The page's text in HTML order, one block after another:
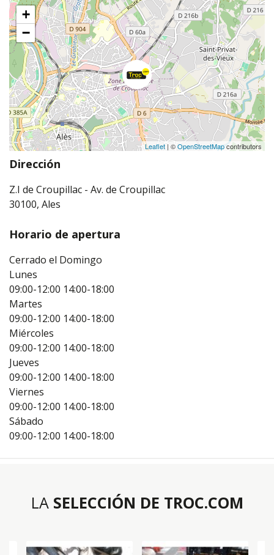
+
−
Leaflet | ©OpenStreetMapcontributors
Dirección
Z.I de Croupillac - Av. de Croupillac
30100, Ales
Horario de apertura
Cerrado el Domingo
Lunes
09:00-12:00 14:00-18:00
Martes
09:00-12:00 14:00-18:00
Miércoles
09:00-12:00 14:00-18:00
Jueves
09:00-12:00 14:00-18:00
Viernes
09:00-12:00 14:00-18:00
Sábado
09:00-12:00 14:00-18:00
LA SELECCIÓN DE TROC.COM